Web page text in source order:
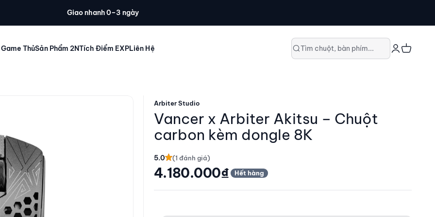
Giao nhanh 0–3 ngày
ThủSản Phẩm 2NTích Điểm EXPLiên Hệ Tìm chuột, bàn phím... Đăng nhập
Giỏ hàng
Arbiter Studio
Vancer x Arbiter Akitsu – Chuột
carbon kèm dongle 8K
Giá giảm
4.180.000₫ Hết hàng
5.0